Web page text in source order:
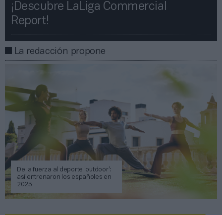
¡Descubre LaLiga Commercial
Report!​​
La redacción propone
De la fuerza al deporte ‘outdoor’:
así entrenaron los españoles en
2025